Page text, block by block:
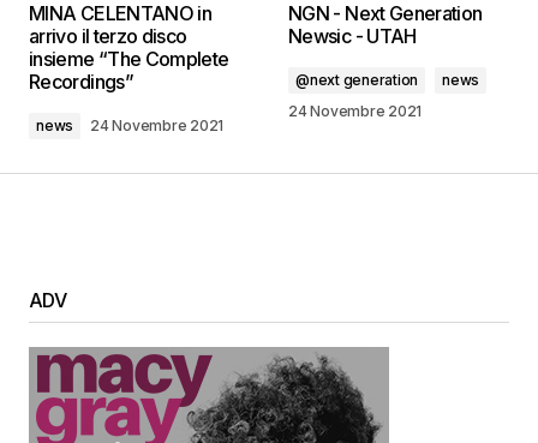
MINA CELENTANO in
arrivo il terzo disco
insieme “The Complete
Recordings”
news 24 Novembre 2021
NGN - Next Generation
Newsic - UTAH
@next generation
news
24 Novembre 2021
ADV